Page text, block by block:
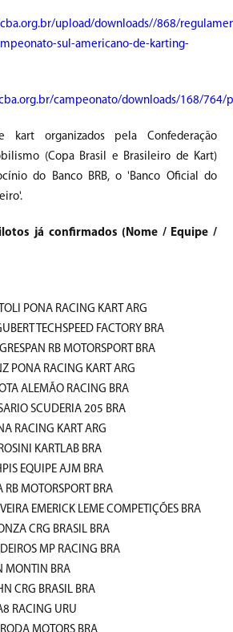
upload/downloads//868/
sul-americano-de-karting-
campeonato/downloads/168/764/
kart organizados pela Confederação
(Copa Brasil e Brasileiro de Kart)
do Banco BRB, o 'Banco Oficial do
já confirmados (Nome / Equipe /
PONA RACING KART ARG
TECHSPEED FACTORY BRA
RB MOTORSPORT BRA
PONA RACING KART ARG
ALEMÃO RACING BRA
SCUDERIA 205 BRA
RACING KART ARG
KARTLAB BRA
EQUIPE AJM BRA
RB MOTORSPORT BRA
EMERICK LEME COMPETIÇÕES BRA
CRG BRASIL BRA
MP RACING BRA
MONTIN BRA
CRG BRASIL BRA
RACING URU